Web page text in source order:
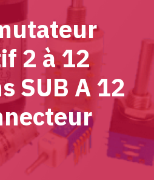
2 à 12
SUB A 12